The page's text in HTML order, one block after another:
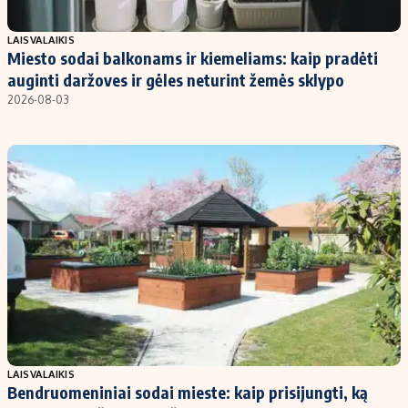
Populiarios temos
Investavimas
Akcijų rinka
Infliacija
Migracija
Titulinis
Nedarbo išmokos skaičiuoklė
Būsto finansai
Įdomios naujienos
Redakcija
Apie mus
Redakcijos politika
Privatumo politika
Turinio žymėjimo taisyklės
LAISVALAIKIS
Miesto sodai balkonams ir kiemeliams: kaip pradėti
auginti daržoves ir gėles neturint žemės sklypo
2026-08-03
LAISVALAIKIS
Bendruomeniniai sodai mieste: kaip prisijungti, ką